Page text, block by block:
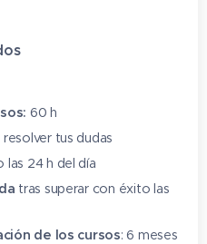
s
60 h
resolver tus dudas
las 24 h del día
tras superar con éxito las
de los cursos: 6 meses